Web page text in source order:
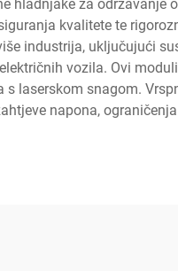
hladnjake za održavanje
kvalitete te
industrija, uključujući
vozila. Ovi
s laserskom snagom.
napona,